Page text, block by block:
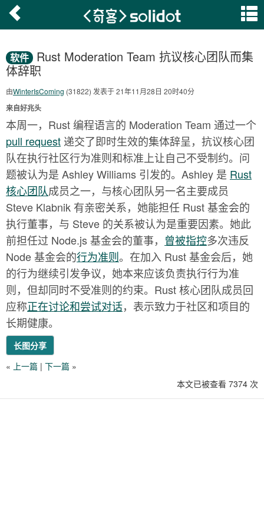
软件
Rust Moderation Team 抗议核心团队而集
体辞职
由WinterIsComing (31822) 发表于 21年11月28日 20时40分
来自好兆头
本周一，Rust 编程语言的 Moderation Team 通过一个
pull request 递交了即时生效的集体辞呈，抗议核心团
队在执行社区行为准则和标准上让自己不受制约。问
题被认为是 Ashley Williams 引发的。Ashley 是 Rust
核心团队成员之一，与核心团队另一名主要成员
Steve Klabnik 有亲密关系，她能担任 Rust 基金会的
执行董事，与 Steve 的关系被认为是重要因素。她此
前担任过 Node.js 基金会的董事， 曾被指控多次违反
Node 基金会的行为准则。在加入 Rust 基金会后，她
的行为继续引发争议，她本来应该负责执行行为准
则，但却同时不受准则的约束。Rust 核心团队成员回
应称正在讨论和尝试对话，表示致力于社区和项目的
长期健康。
长图分享
« 上一篇 | 下一篇 »
本文已被查看 7374 次